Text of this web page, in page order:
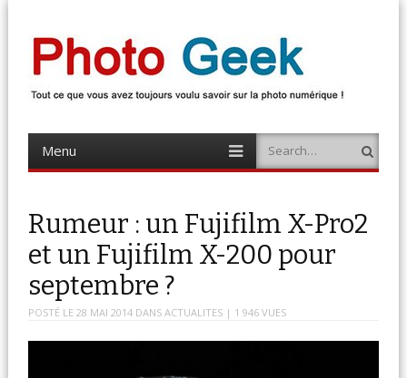
Photo Geek
Menu
content
Search
Rumeur : un Fujifilm X-Pro2
et un Fujifilm X-200 pour
septembre ?
POSTÉ LE 28 MAI 2014 DANSACTUALITES | 1 946 VUES